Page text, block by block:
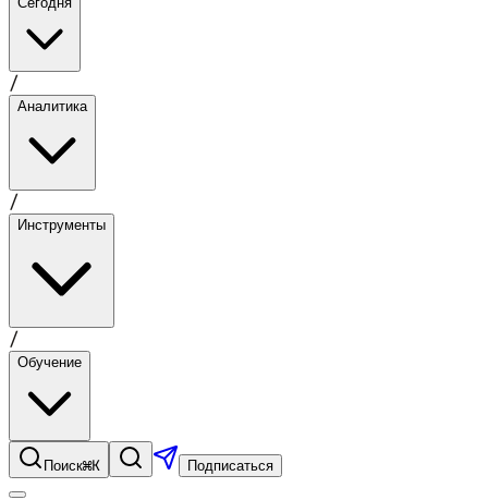
/
Аналитика
/
Инструменты
/
Обучение
Поиск⌘K Подписаться